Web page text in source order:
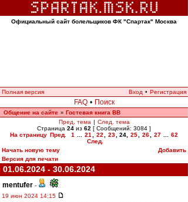
Официальный сайт болельщиков ФК "Спартак" Москва
Полная версия Вход • Регистрация
FAQ • Поиск
Общение на сайте » Гостевая книга ВВ
Пред. тема | След. тема
Страница 24 из 62 [ Сообщений: 3084 ]
На страницу Пред. 1 21 22 23 24 25 26 27
62
След.
Начать новую тему
Добавить
Версия для печати
01.06.2024 - 30.06.2024
mentufer -
19 июн 2024 14:15